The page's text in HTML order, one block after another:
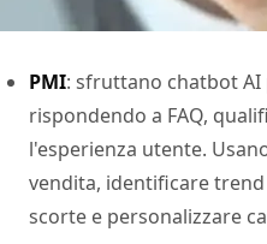
PMI: sfruttano chatbot AI
rispondendo a FAQ,
l'esperienza utente.
vendita, identificare
scorte e personalizzare